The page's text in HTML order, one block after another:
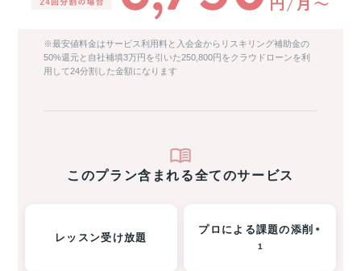
※最安値料金はサービス利用料と入会金からリスキリング補助金の
50%還元と自社補填3万円を引いた250,800円をクラウドローンを利
用して24分割した金額になります
このプラン含まれる全てのサービス
レッスン受け放題
プロによる課題の添削 ＊
1